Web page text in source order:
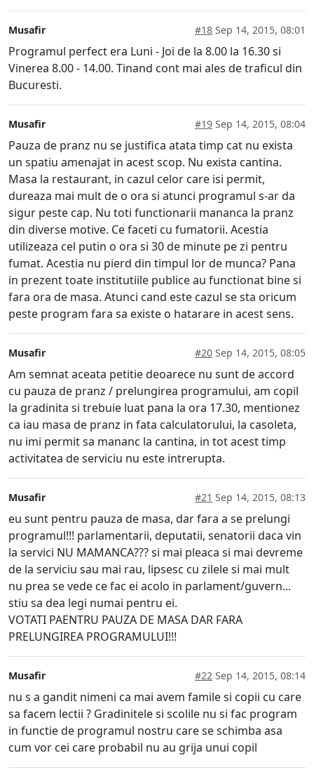
Musafir #18 Sep 14, 2015, 08:01
Programul perfect era Luni - Joi de la 8.00 la 16.30 si
Vinerea 8.00 - 14.00. Tinand cont mai ales de traficul din
Bucuresti.
Musafir #19 Sep 14, 2015, 08:04
Pauza de pranz nu se justifica atata timp cat nu exista
un spatiu amenajat in acest scop. Nu exista cantina.
Masa la restaurant, in cazul celor care isi permit,
dureaza mai mult de o ora si atunci programul s-ar da
sigur peste cap. Nu toti functionarii mananca la pranz
din diverse motive. Ce faceti cu fumatorii. Acestia
utilizeaza cel putin o ora si 30 de minute pe zi pentru
fumat. Acestia nu pierd din timpul lor de munca? Pana
in prezent toate institutiile publice au functionat bine si
fara ora de masa. Atunci cand este cazul se sta oricum
peste program fara sa existe o hatarare in acest sens.
Musafir #20 Sep 14, 2015, 08:05
Am semnat aceata petitie deoarece nu sunt de accord
cu pauza de pranz / prelungirea programului, am copil
la gradinita si trebuie luat pana la ora 17.30, mentionez
ca iau masa de pranz in fata calculatorului, la casoleta,
nu imi permit sa mananc la cantina, in tot acest timp
activitatea de serviciu nu este intrerupta.
Musafir #21 Sep 14, 2015, 08:13
eu sunt pentru pauza de masa, dar fara a se prelungi
programul!!! parlamentarii, deputatii, senatorii daca vin
la servici NU MAMANCA??? si mai pleaca si mai devreme
de la serviciu sau mai rau, lipsesc cu zilele si mai mult
nu prea se vede ce fac ei acolo in parlament/guvern...
stiu sa dea legi numai pentru ei.
VOTATI PAENTRU PAUZA DE MASA DAR FARA
PRELUNGIREA PROGRAMULUI!!!
Musafir #22 Sep 14, 2015, 08:14
nu s a gandit nimeni ca mai avem famile si copii cu care
sa facem lectii ? Gradinitele si scolile nu si fac program
in functie de programul nostru care se schimba asa
cum vor cei care probabil nu au grija unui copil